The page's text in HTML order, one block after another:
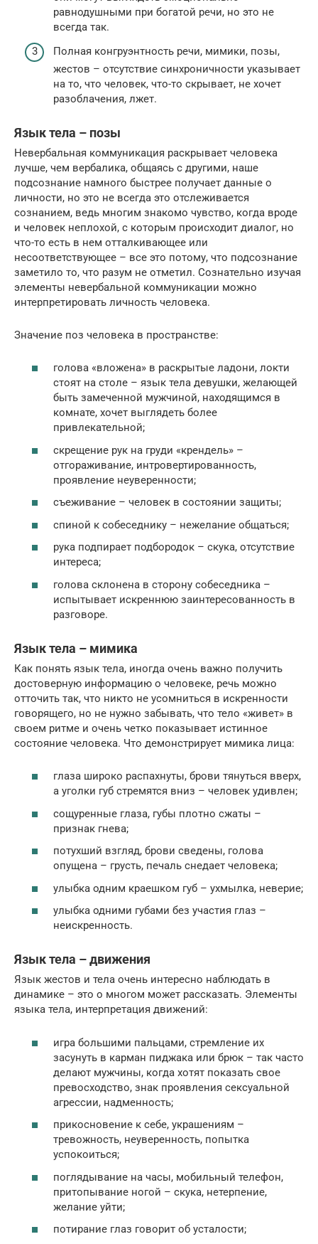
равнодушными при богатой речи, но это не
всегда так.
Полная конгруэнтность речи, мимики, позы,
жестов – отсутствие синхроничности указывает
на то, что человек, что-то скрывает, не хочет
разоблачения, лжет.
Язык тела – позы
Невербальная коммуникация раскрывает человека
лучше, чем вербалика, общаясь с другими, наше
подсознание намного быстрее получает данные о
личности, но это не всегда это отслеживается
сознанием, ведь многим знакомо чувство, когда вроде
и человек неплохой, с которым происходит диалог, но
что-то есть в нем отталкивающее или
несоответствующее – все это потому, что подсознание
заметило то, что разум не отметил. Сознательно изучая
элементы невербальной коммуникации можно
интерпретировать личность человека.
Значение поз человека в пространстве:
голова «вложена» в раскрытые ладони, локти
стоят на столе – язык тела девушки, желающей
быть замеченной мужчиной, находящимся в
комнате, хочет выглядеть более
привлекательной;
скрещение рук на груди «крендель» –
отгораживание, интровертированность,
проявление неуверенности;
съеживание – человек в состоянии защиты;
спиной к собеседнику – нежелание общаться;
рука подпирает подбородок – скука, отсутствие
интереса;
голова склонена в сторону собеседника –
испытывает искреннюю заинтересованность в
разговоре.
Язык тела – мимика
Как понять язык тела, иногда очень важно получить
достоверную информацию о человеке, речь можно
отточить так, что никто не усомниться в искренности
говорящего, но не нужно забывать, что тело «живет» в
своем ритме и очень четко показывает истинное
состояние человека. Что демонстрирует мимика лица:
глаза широко распахнуты, брови тянуться вверх,
а уголки губ стремятся вниз – человек удивлен;
сощуренные глаза, губы плотно сжаты –
признак гнева;
потухший взгляд, брови сведены, голова
опущена – грусть, печаль снедает человека;
улыбка одним краешком губ – ухмылка, неверие;
улыбка одними губами без участия глаз –
неискренность.
Язык тела – движения
Язык жестов и тела очень интересно наблюдать в
динамике – это о многом может рассказать. Элементы
языка тела, интерпретация движений:
игра большими пальцами, стремление их
засунуть в карман пиджака или брюк – так часто
делают мужчины, когда хотят показать свое
превосходство, знак проявления сексуальной
агрессии, надменность;
прикосновение к себе, украшениям –
тревожность, неуверенность, попытка
успокоиться;
поглядывание на часы, мобильный телефон,
притопывание ногой – скука, нетерпение,
желание уйти;
потирание глаз говорит об усталости;